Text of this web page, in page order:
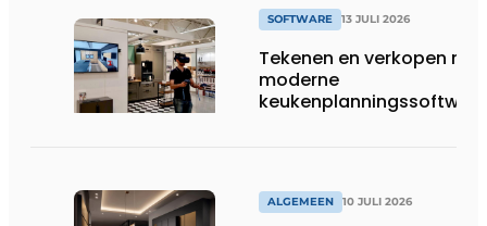
SOFTWARE 13 JULI 2026
Tekenen en verkopen met
moderne
keukenplanningssoftware
ALGEMEEN 10 JULI 2026